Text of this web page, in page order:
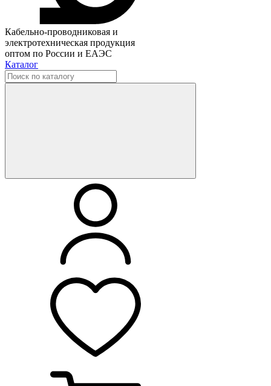
Кабельно-проводниковая и
электротехническая продукция
оптом по России и ЕАЭС
Каталог